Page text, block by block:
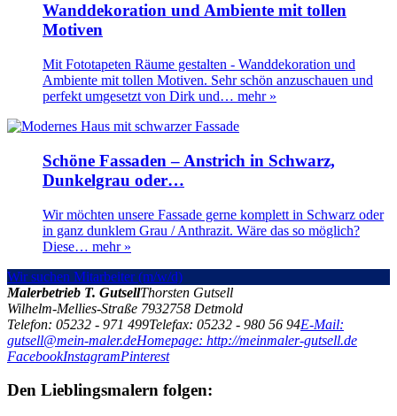
Wanddekoration und Ambiente mit tollen
Motiven
Mit Fototapeten Räume gestalten - Wanddekoration und
Ambiente mit tollen Motiven. Sehr schön anzuschauen und
perfekt umgesetzt von Dirk und… mehr »
Schöne Fassaden – Anstrich in Schwarz,
Dunkelgrau oder…
Wir möchten unsere Fassade gerne komplett in Schwarz oder
in ganz dunklem Grau / Anthrazit. Wäre das so möglich?
Diese… mehr »
Wir suchen Mitarbeiter (m/w/d)
Malerbetrieb T. GutsellThorsten Gutsell
Wilhelm-Mellies-Straße 7932758 Detmold
Telefon: 05232 - 971 499Telefax: 05232 - 980 56 94E-Mail:
gutsell@mein-maler.deHomepage: http://meinmaler-gutsell.de
FacebookInstagramPinterest
Den Lieblingsmalern folgen: